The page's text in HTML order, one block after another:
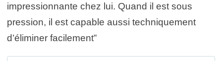
impressionnante chez lui. Quand il est sous
pression, il est capable aussi techniquement
d’éliminer facilement”